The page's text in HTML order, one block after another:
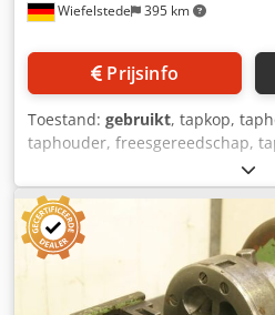
Wiefelstede 395 km
Prijsinfo
Toestand: gebruikt, tapkop,
taphouder, freesgereedschap,
Tbus Aayjck Fabrikant: Alfred H.
tapkop -Type: SH 1 1/4" -
Afmetingen: 170/155/H225 mm -